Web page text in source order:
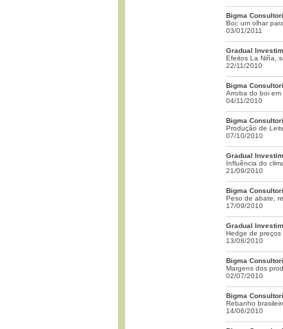
Bigma
Boi: um olhar
03/01/2011
Gradual
Efeitos La Niña,
22/11/2010
Bigma
Arroba do boi
04/11/2010
Bigma
Produção de
07/10/2010
Gradual
Influência do
21/09/2010
Bigma
Peso de abate,
17/09/2010
Gradual
Hedge de preços
13/08/2010
Bigma
Margens dos
02/07/2010
Bigma
Rebanho
14/06/2010